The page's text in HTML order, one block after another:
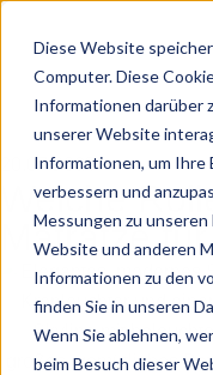
Diese Website
Computer. Diese
Informationen darüber
unserer Website
Informationen, um Ihre
verbessern und
Messungen zu
Website und anderen
Informationen zu den
finden Sie in unseren
Wenn Sie ablehnen,
beim Besuch dieser
20.07.2025
Welche
Matratze